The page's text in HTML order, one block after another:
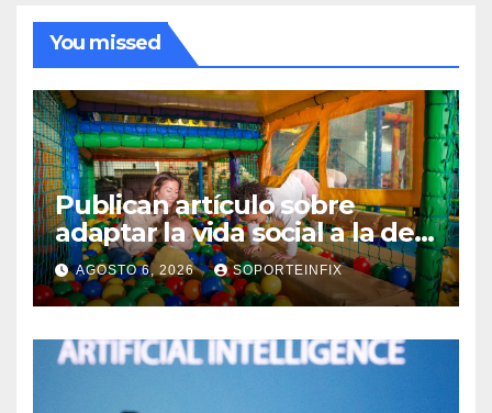
You missed
Publican artículo sobre
adaptar la vida social a la de
los hijos
AGOSTO 6, 2026 SOPORTEINFIX